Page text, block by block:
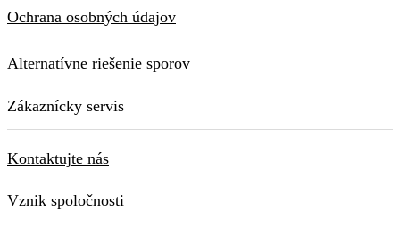
Ochrana osobných údajov
Alternatívne riešenie sporov
Zákaznícky servis
Kontaktujte nás
Vznik spoločnosti